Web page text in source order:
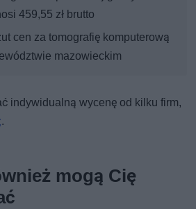
459,55 zł brutto
cen za tomografię komputerową
mazowieckim
indywidualną wycenę od kilku firm,
.
mogą Cię